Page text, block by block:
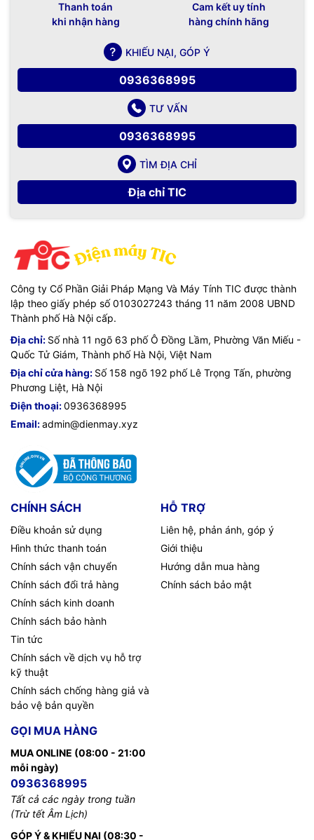
Thanh toán
khi nhận hàng
Cam kết uy tính
hàng chính hãng
KHIẾU NẠI, GÓP Ý
0936368995
TƯ VẤN
0936368995
TÌM ĐỊA CHỈ
Địa chỉ TIC
Công ty Cổ Phần Giải Pháp Mạng Và Máy Tính TIC được thành
lập theo giấy phép số 0103027243 tháng 11 năm 2008 UBND
Thành phố Hà Nội cấp.
Địa chỉ: Số nhà 11 ngõ 63 phố Ô Đồng Lầm, Phường Văn Miếu -
Quốc Tử Giám, Thành phố Hà Nội, Việt Nam
Địa chỉ cửa hàng: Số 158 ngõ 192 phố Lê Trọng Tấn, phường
Phương Liệt, Hà Nội
Điện thoại:0936368995
Email:admin@dienmay.xyz
CHÍNH SÁCH
Điều khoản sử dụng
Hình thức thanh toán
Chính sách vận chuyển
Chính sách đổi trả hàng
Chính sách kinh doanh
Chính sách bảo hành
Tin tức
Chính sách về dịch vụ hỗ trợ
kỹ thuật
Chính sách chống hàng giả và
bảo vệ bản quyền
HỖ TRỢ
Liên hệ, phản ánh, góp ý
Giới thiệu
Hướng dẫn mua hàng
Chính sách bảo mật
GỌI MUA HÀNG
MUA ONLINE (08:00 - 21:00
mỗi ngày)
0936368995
Tất cả các ngày trong tuần
(Trừ tết Âm Lịch)
GÓP Ý & KHIẾU NẠI (08:30 -